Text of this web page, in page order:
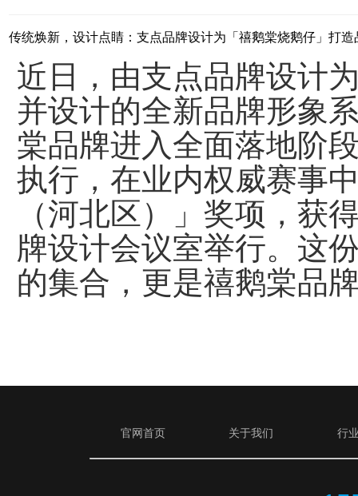
传统焕新，设计点睛：支点品牌设计为「禧鹅棠烧鹅仔」打
近日，由支点品牌设计
并设计的全新品牌形象
棠品牌进入全面落地阶
执行，在业内权威赛事
（河北区）」奖项，获
牌设计会议室举行。这
的集合，更是禧鹅棠品
官网首页 关于我们 行